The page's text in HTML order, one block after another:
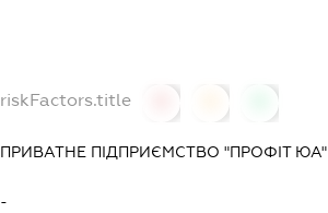
riskFactors.title
ПРИВАТНЕ ПІДПРИЄМСТВО "ПРОФІТ ЮА"
-